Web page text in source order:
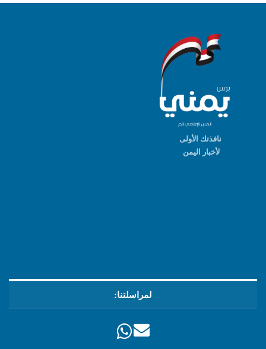
نافذتك الأولى
لأخبار اليمن
لمراسلتنا: